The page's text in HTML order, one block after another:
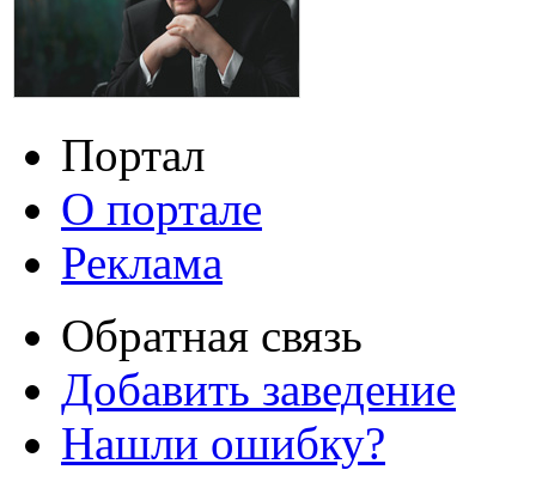
Портал
О портале
Реклама
Обратная связь
Добавить заведение
Нашли ошибку?